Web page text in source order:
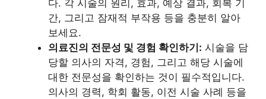
다. 각 시술의 원리, 효과, 예상 결과, 회복 기
간, 그리고 잠재적 부작용 등을 충분히 알아
보세요.
의료진의 전문성 및 경험 확인하기: 시술을 담
당할 의사의 자격, 경험, 그리고 해당 시술에
대한 전문성을 확인하는 것이 필수적입니다.
의사의 경력, 학회 활동, 이전 시술 사례 등을